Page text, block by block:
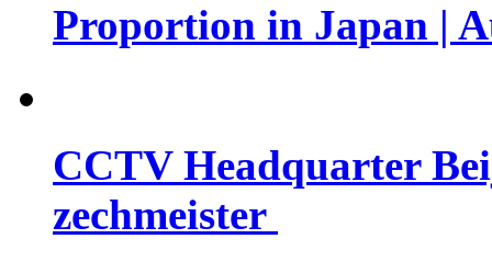
Proportion in Japan |
CCTV Headquarter
zechmeister